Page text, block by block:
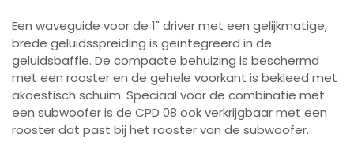
Een waveguide voor de 1" driver met een gelijkmatige,
brede geluidsspreiding is geïntegreerd in de
geluidsbaffle. De compacte behuizing is beschermd
met een rooster en de gehele voorkant is bekleed met
akoestisch schuim. Speciaal voor de combinatie met
een subwoofer is de CPD 08 ook verkrijgbaar met een
rooster dat past bij het rooster van de subwoofer.